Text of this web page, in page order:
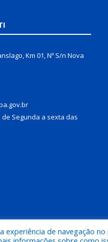
Km 01, Nº S/n Nova
Segunda a sexta das
a Prefeitura Municipal de
experiência de navegação